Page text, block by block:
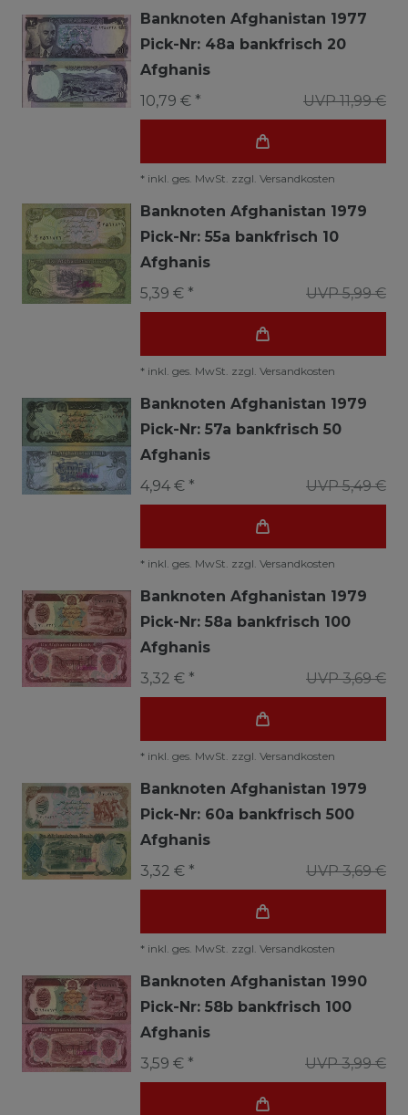
Banknoten Afghanistan 1977
Pick-Nr: 48a bankfrisch 20
Afghanis
UVP 11,99 €
10,79 € *
* inkl. ges. MwSt. zzgl. Versandkosten
Banknoten Afghanistan 1979
Pick-Nr: 55a bankfrisch 10
Afghanis
UVP 5,99 €
5,39 € *
* inkl. ges. MwSt. zzgl. Versandkosten
Banknoten Afghanistan 1979
Pick-Nr: 57a bankfrisch 50
Afghanis
UVP 5,49 €
4,94 € *
* inkl. ges. MwSt. zzgl. Versandkosten
Banknoten Afghanistan 1979
Pick-Nr: 58a bankfrisch 100
Afghanis
UVP 3,69 €
3,32 € *
* inkl. ges. MwSt. zzgl. Versandkosten
Banknoten Afghanistan 1979
Pick-Nr: 60a bankfrisch 500
Afghanis
UVP 3,69 €
3,32 € *
* inkl. ges. MwSt. zzgl. Versandkosten
Banknoten Afghanistan 1990
Pick-Nr: 58b bankfrisch 100
Afghanis
UVP 3,99 €
3,59 € *